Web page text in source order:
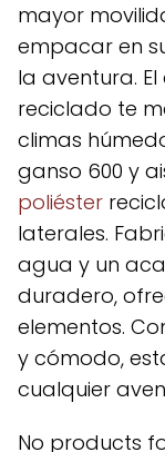
mayor
empacar en
la aventura.
reciclado te
climas
ganso 600 y
poliéster
laterales.
agua y un
duradero,
elementos.
y cómodo,
cualquier
No products